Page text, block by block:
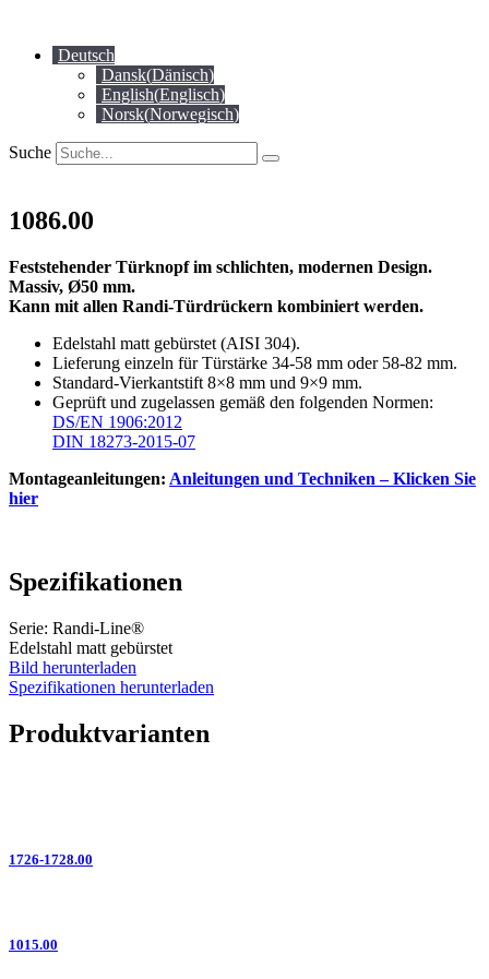
springenDeutsch
Dansk(Dänisch)
English(Englisch)
Norsk(Norwegisch)
Suche
1086.00
Feststehender Türknopf im schlichten, modernen Design.
Massiv, Ø50 mm.
Kann mit allen Randi-Türdrückern kombiniert werden.
Edelstahl matt gebürstet (AISI 304).
Lieferung einzeln für Türstärke 34-58 mm oder 58-82 mm.
Standard-Vierkantstift 8×8 mm und 9×9 mm.
Geprüft und zugelassen gemäß den folgenden Normen:
DS/EN 1906:2012
DIN 18273-2015-07
Montageanleitungen: Anleitungen und Techniken – Klicken Sie
hier
Spezifikationen
Serie: Randi-Line®
Edelstahl matt gebürstet
Bild herunterladen
Spezifikationen herunterladen
Produktvarianten
1726-1728.00
1015.00